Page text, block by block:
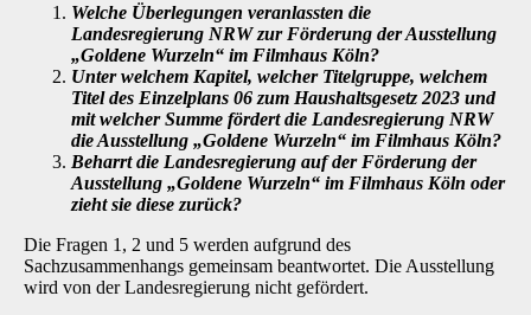
Welche Überlegungen veranlassten die
Landesregierung NRW zur Förderung der Ausstellung
„Goldene Wurzeln“ im Filmhaus Köln?
Unter welchem Kapitel, welcher Titelgruppe, welchem
Titel des Einzelplans 06 zum Haushaltsgesetz 2023 und
mit welcher Summe fördert die Landesregierung NRW
die Ausstellung „Goldene Wurzeln“ im Filmhaus Köln?
Beharrt die Landesregierung auf der Förderung der
Ausstellung „Goldene Wur­zeln“ im Filmhaus Köln oder
zieht sie diese zurück?
Die Fragen 1, 2 und 5 werden aufgrund des
Sachzusammenhangs gemeinsam beantwortet. Die Ausstellung
wird von der Landesregierung nicht gefördert.